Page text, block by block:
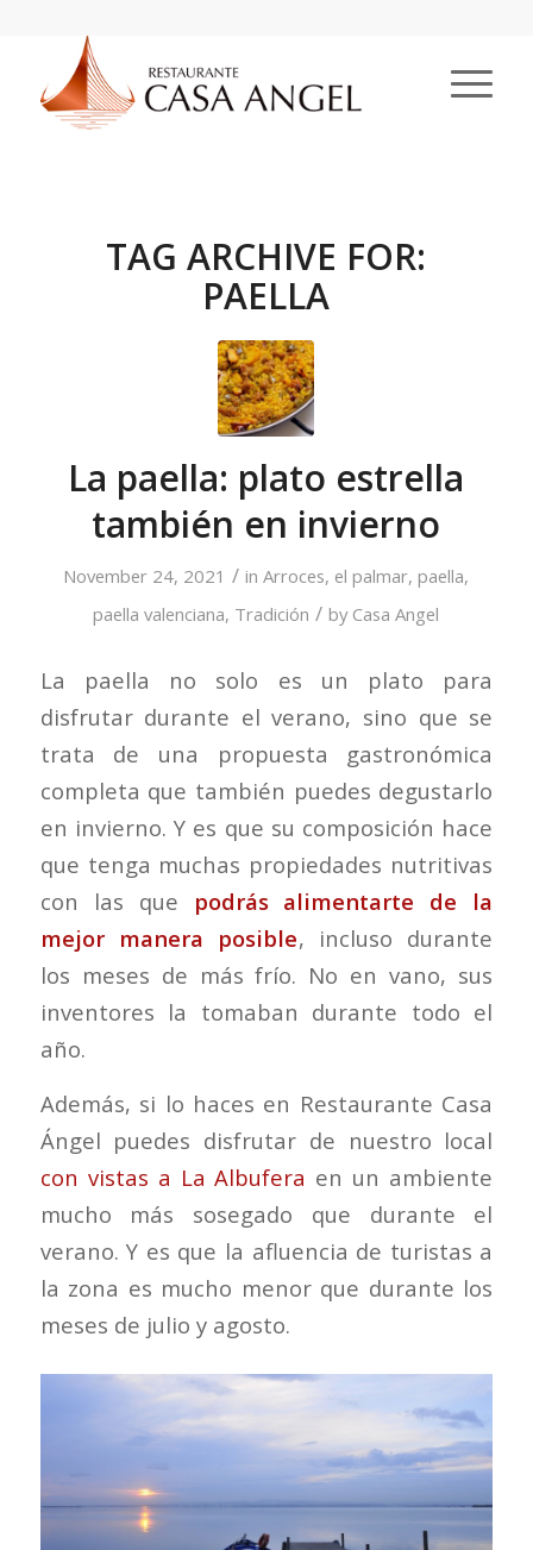
TAG ARCHIVE FOR:
PAELLA
La paella: plato estrella
también en invierno
November 24, 2021 / inArroces, el palmar,paella,
paella valenciana, Tradición / by Casa Angel
La paella no solo es un plato para
disfrutar durante el verano, sino que se
trata de una propuesta gastronómica
completa que también puedes degustarlo
en invierno. Y es que su composición hace
que tenga muchas propiedades nutritivas
con las que podrás alimentarte de la
mejor manera posible, incluso durante
los meses de más frío. No en vano, sus
inventores la tomaban durante todo el
año.
Además, si lo haces en Restaurante Casa
Ángel puedes disfrutar de nuestro local
con vistas a La Albufera en un ambiente
mucho más sosegado que durante el
verano. Y es que la afluencia de turistas a
la zona es mucho menor que durante los
meses de julio y agosto.